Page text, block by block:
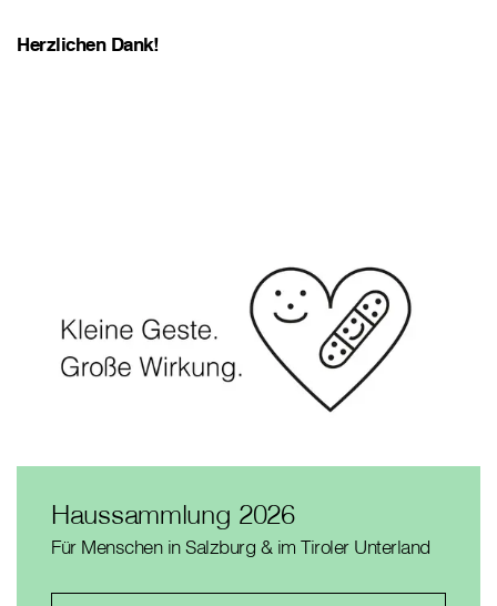
Herzlichen Dank!
Haussammlung 2026
Für Menschen in Salzburg & im Tiroler Unterland